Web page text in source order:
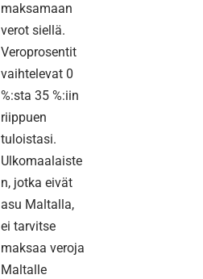
maksamaan
verot siellä.
Veroprosentit
vaihtelevat 0
%:sta 35 %:iin
riippuen
tuloistasi.
Ulkomaalaiste
n, jotka eivät
asu Maltalla,
ei tarvitse
maksaa veroja
Maltalle